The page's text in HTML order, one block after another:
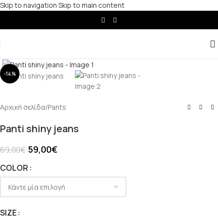
Skip to navigation Skip to main content
-14%
Αρχική σελίδα/Pants
Panti shiny jeans
69,00€ 59,00€
COLOR
SIZE